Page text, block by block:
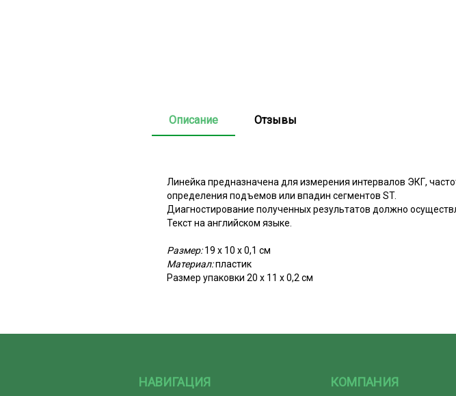
Описание Отзывы
Линейка предназначена для измерения интервалов ЭКГ,
определения подъемов или впадин сегментов ST.
Диагностирование полученных результатов должно
Текст на английском языке.
Размер:19 х 10 х 0,1 см
Материал:пластик
Размер упаковки 20 х 11 х 0,2 см
НАВИГАЦИЯ КОМПАНИЯ